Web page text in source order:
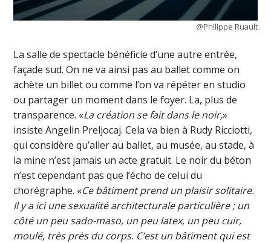
@Philippe Ruault
La salle de spectacle bénéficie d’une autre entrée,
façade sud. On ne va ainsi pas au ballet comme on
achète un billet ou comme l’on va répéter en studio
ou partager un moment dans le foyer. La, plus de
transparence. «La création se fait dans le noir,»
insiste Angelin Preljocaj. Cela va bien à Rudy Ricciotti,
qui considère qu’aller au ballet, au musée, au stade, à
la mine n’est jamais un acte gratuit. Le noir du béton
n’est cependant pas que l’écho de celui du
chorégraphe. «Ce bâtiment prend un plaisir solitaire.
Il y a ici une sexualité architecturale particulière ; un
côté un peu sado-maso, un peu latex, un peu cuir,
moulé, très près du corps. C’est un bâtiment qui est